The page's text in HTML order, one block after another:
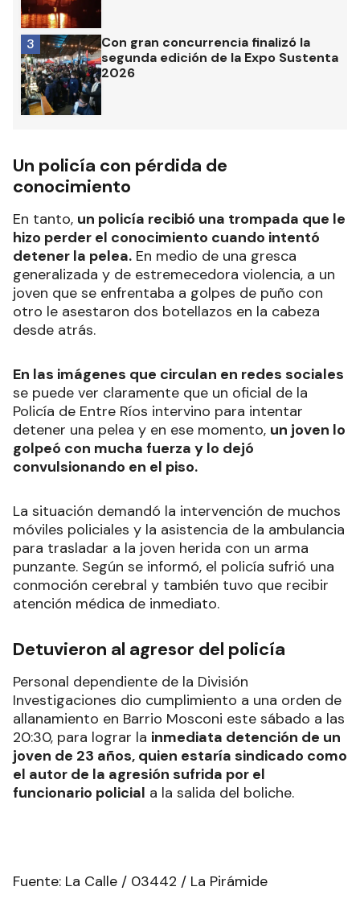
Con gran concurrencia finalizó la
segunda edición de la Expo Sustenta
2026
3
Un policía con pérdida de
conocimiento
En tanto, un policía recibió una trompada que le
hizo perder el conocimiento cuando intentó
detener la pelea. En medio de una gresca
generalizada y de estremecedora violencia, a un
joven que se enfrentaba a golpes de puño con
otro le asestaron dos botellazos en la cabeza
desde atrás.
En las imágenes que circulan en redes sociales
se puede ver claramente que un oficial de la
Policía de Entre Ríos intervino para intentar
detener una pelea y en ese momento, un joven lo
golpeó con mucha fuerza y lo dejó
convulsionando en el piso.
La situación demandó la intervención de muchos
móviles policiales y la asistencia de la ambulancia
para trasladar a la joven herida con un arma
punzante. Según se informó, el policía sufrió una
conmoción cerebral y también tuvo que recibir
atención médica de inmediato.
Detuvieron al agresor del policía
Personal dependiente de la División
Investigaciones dio cumplimiento a una orden de
allanamiento en Barrio Mosconi este sábado a las
20:30, para lograr la inmediata detención de un
joven de 23 años, quien estaría sindicado como
el autor de la agresión sufrida por el
funcionario policial a la salida del boliche.
Fuente: La Calle / 03442 / La Pirámide